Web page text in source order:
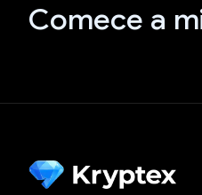
Comece a